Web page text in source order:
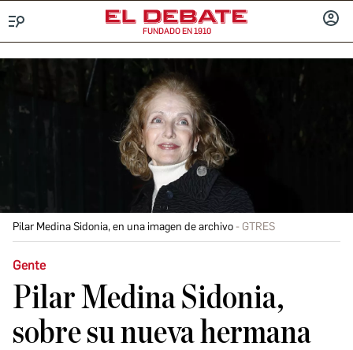
FUNDADO EN 1910
Pilar Medina Sidonia, en una imagen de archivo GTRES
Gente
Pilar Medina Sidonia,
sobre su nueva hermana